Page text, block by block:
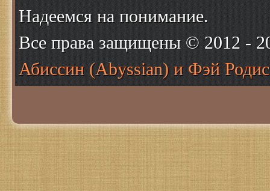
Надеемся на понимание.
Все права защищены © 2012 -
Абиссин (Abyssian) и Фэй